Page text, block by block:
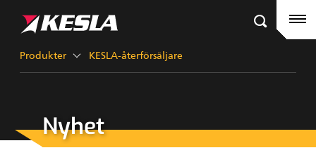
Produkter KESLA-återförsäljare
Hemsida
Produkter
Timmerkranar
KESLA-återförsäljare
Nyhet